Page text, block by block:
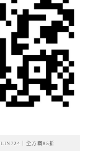
｜全方案85折